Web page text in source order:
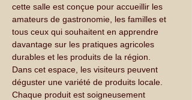
cette salle est conçue pour accueillir les
amateurs de gastronomie, les familles et
tous ceux qui souhaitent en apprendre
davantage sur les pratiques agricoles
durables et les produits de la région.
Dans cet espace, les visiteurs peuvent
déguster une variété de produits locale.
Chaque produit est soigneusement